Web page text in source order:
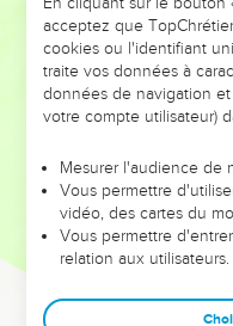
DE
ET SI LEURS
leur foi ou leur vision.
et les saisons difficiles
sont elles
Dans cette conférence,
clés pour avancer avec
acceptez que
cookies ou l'identifiant
traite vos données à
données de navigation
votre compte utilisateur)
Mesurer l'audience de
Vous permettre
vidéo, des cartes du
Vous permettre
relation aux utilisateurs.